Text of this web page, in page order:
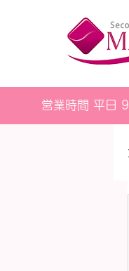
営業時間 平日